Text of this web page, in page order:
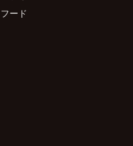
フード